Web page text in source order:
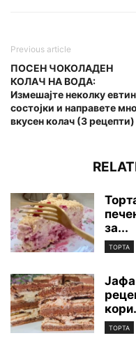
Previous article
ПОСЕН ЧОКОЛАДЕН
КОЛАЧ НА ВОДА:
Измешајте неколку
состојки и направете
вкусен колач (3 рецепти)
за...
ТОРТА
ТОРТА